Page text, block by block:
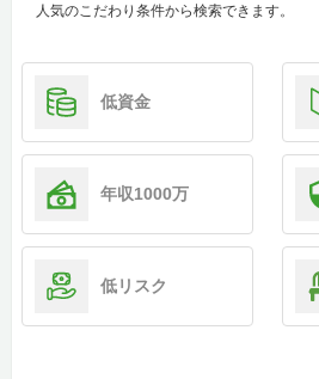
人気のこだわり条件から検索できます。
低資金
年収1000万
低リスク